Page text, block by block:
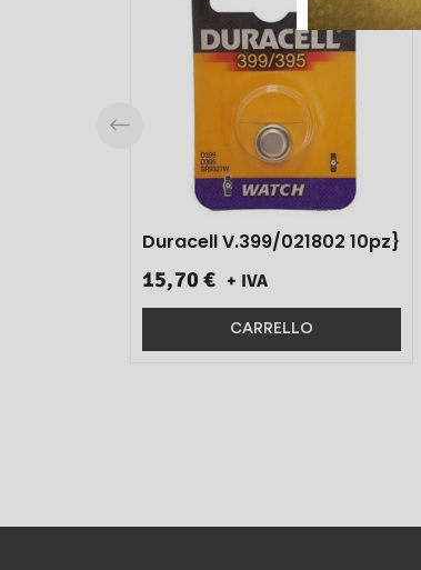
Duracell V.399/021802 10pz}
15,70 € + IVA
CARRELLO